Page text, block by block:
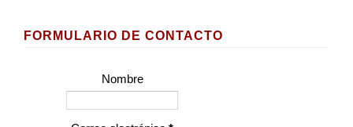
FORMULARIO DE CONTACTO
Nombre